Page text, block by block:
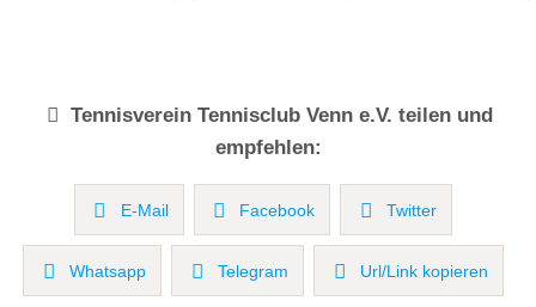
TennisvereinTennisclub Venn e.V. teilen und
empfehlen:
E-Mail Facebook Twitter
Whatsapp Telegram Url/Link kopieren